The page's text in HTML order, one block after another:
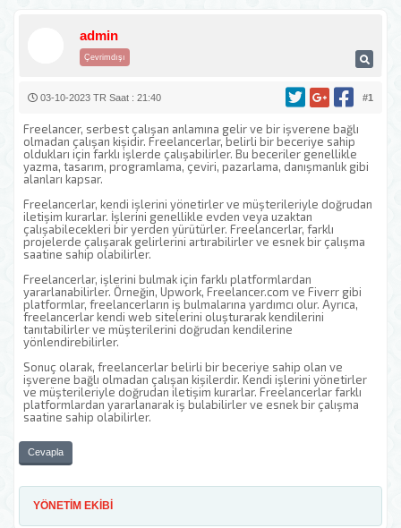
Çevrimdışı
admin
#1
03-10-2023 TR Saat : 21:40
Freelancer, serbest çalışan anlamına gelir ve bir işverene bağlı
olmadan çalışan kişidir. Freelancerlar, belirli bir beceriye sahip
oldukları için farklı işlerde çalışabilirler. Bu beceriler genellikle
yazma, tasarım, programlama, çeviri, pazarlama, danışmanlık gibi
alanları kapsar.
Freelancerlar, kendi işlerini yönetirler ve müşterileriyle doğrudan
iletişim kurarlar. İşlerini genellikle evden veya uzaktan
çalışabilecekleri bir yerden yürütürler. Freelancerlar, farklı
projelerde çalışarak gelirlerini artırabilirler ve esnek bir çalışma
saatine sahip olabilirler.
Freelancerlar, işlerini bulmak için farklı platformlardan
yararlanabilirler. Örneğin, Upwork, Freelancer.com ve Fiverr gibi
platformlar, freelancerların iş bulmalarına yardımcı olur. Ayrıca,
freelancerlar kendi web sitelerini oluşturarak kendilerini
tanıtabilirler ve müşterilerini doğrudan kendilerine
yönlendirebilirler.
Sonuç olarak, freelancerlar belirli bir beceriye sahip olan ve
işverene bağlı olmadan çalışan kişilerdir. Kendi işlerini yönetirler
ve müşterileriyle doğrudan iletişim kurarlar. Freelancerlar farklı
platformlardan yararlanarak iş bulabilirler ve esnek bir çalışma
saatine sahip olabilirler.
Cevapla
YÖNETİM EKİBİ